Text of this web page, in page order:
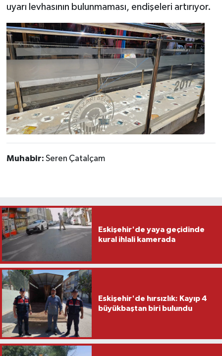
uyarı levhasının bulunmaması, endişeleri artırıyor.
Muhabir: Seren Çatalçam
Eskişehir'de yaya geçidinde
kural ihlali kamerada
Eskişehir'de hırsızlık: Kayıp 4
büyükbaştan biri bulundu